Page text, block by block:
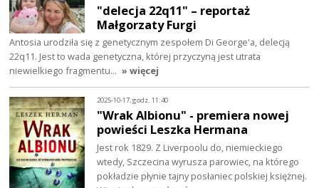
"delecja 22q11" – reportaż
Małgorzaty Furgi
Antosia urodziła się z genetycznym zespołem Di George'a, delecją
22q11. Jest to wada genetyczna, której przyczyną jest utrata
niewielkiego fragmentu… » więcej
2025-10-17, godz. 11:40
"Wrak Albionu" - premiera nowej
powieści Leszka Hermana
Jest rok 1829. Z Liverpoolu do, niemieckiego
wtedy, Szczecina wyrusza parowiec, na którego
pokładzie płynie tajny posłaniec polskiej księżnej.